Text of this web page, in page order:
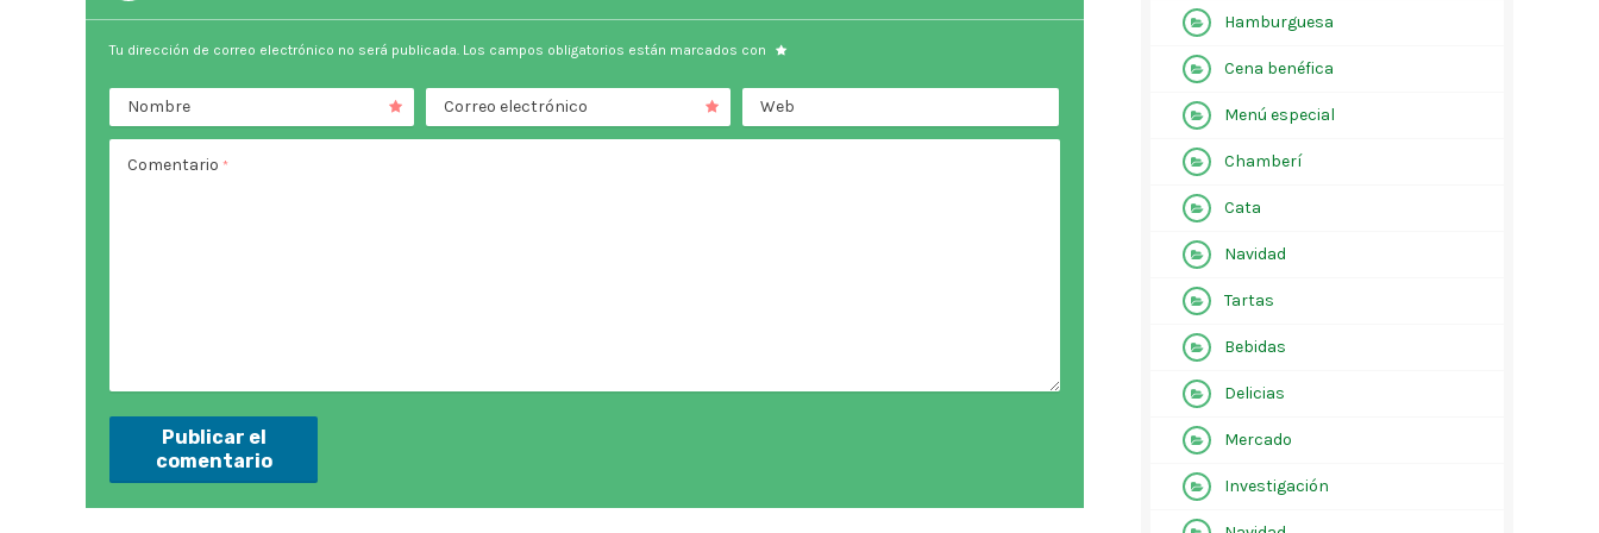
Tu dirección de correo electrónico no será publicada. Los campos obligatorios están marcados con
Nombre Correo electrónico Web
Comentario *
Hamburguesa
Cena benéfica
Menú especial
Chamberí
Cata
Navidad
Tartas
Bebidas
Delicias
Mercado
Investigación